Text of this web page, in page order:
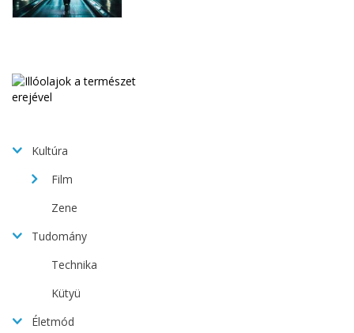
Kultúra
Film
Zene
Tudomány
Technika
Kütyü
Életmód